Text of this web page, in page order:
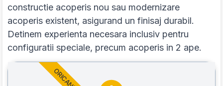
constructie acoperis nou sau modernizare
acoperis existent, asigurand un finisaj durabil.
Detinem experienta necesara inclusiv pentru
configuratii speciale, precum acoperis in 2 ape.
ORICAND